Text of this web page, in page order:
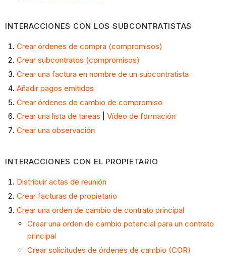
INTERACCIONES CON LOS SUBCONTRATISTAS
Crear órdenes de compra (compromisos)
Crear subcontratos (compromisos)
Crear una factura en nombre de un subcontratista
Añadir pagos emitidos
Crear órdenes de cambio de compromiso
Crear una lista de tareas
Vídeo de formación
Crear una observación
INTERACCIONES CON EL PROPIETARIO
Distribuir actas de reunión
Crear facturas de propietario
Crear una orden de cambio de contrato principal
Crear una orden de cambio potencial para un contrato
principal
Crear solicitudes de órdenes de cambio (COR)